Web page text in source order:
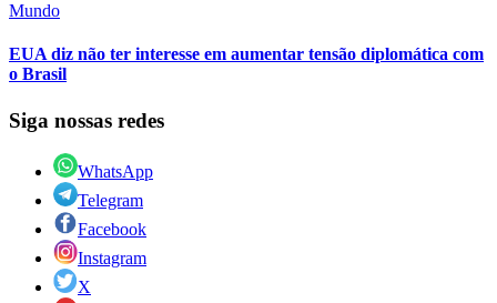
Mundo
EUA diz não ter interesse em aumentar tensão diplomática com
o Brasil
Siga nossas redes
WhatsApp
Telegram
Facebook
Instagram
X